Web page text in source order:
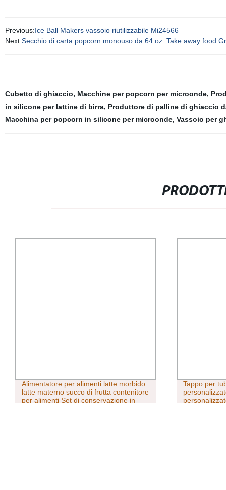
Previous:Ice Ball Makers vassoio riutilizzabile Mi24566
Next:Secchio di carta popcorn monouso da 64 oz. Take away food
Cubetto di ghiaccio, Macchine per popcorn per microonde,
in silicone per lattine di birra, Produttore di palline di ghiaccio
Macchina per popcorn in silicone per microonde, Vassoio per
Alimentatore per alimenti latte morbido
latte materno succo di frutta contenitore
per alimenti Set di conservazione in
Tappo per